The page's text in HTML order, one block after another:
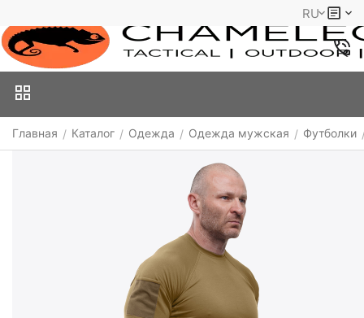
RU
Главная / Каталог / Одежда / Одежда мужская / Футболки